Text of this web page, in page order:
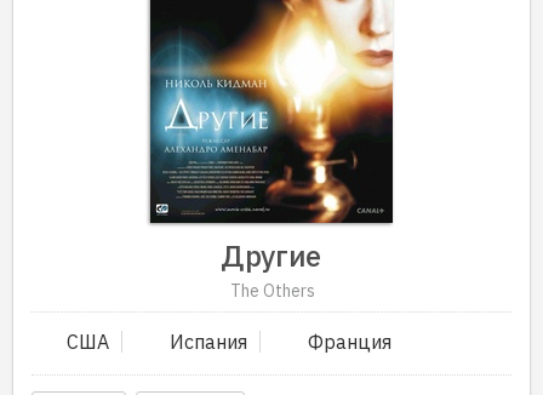
Другие
The Others
США Испания Франция